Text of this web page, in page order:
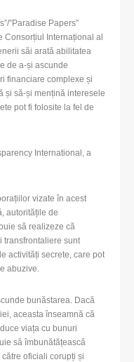
”Paradise Papers”
Consorțiul Internațional al
săi arată abilitatea
de a-și ascunde
financiare complexe și
și să-și mențină interesele
pot fi folosite la fel de
International, a
vizate în acest
autoritățile de
să realizeze că
transfrontaliere sunt
activități secrete, care pot
abuzive.
bunăstarea. Dacă
aceasta înseamnă că
viața cu bunuri
să îmbunătățească
oficiali corupți și